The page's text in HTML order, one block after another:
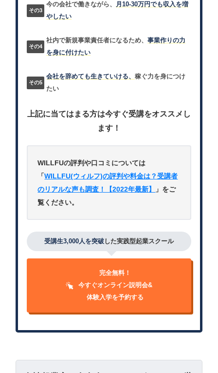
今の会社で働きながら、
月10-30万円でも収入を増
やしたい
社内で新規事業責任者になるため、事業作りの力
を身に付けたい
会社を辞めても生きていける、稼ぐ力を身につけ
たい
上記に当てはまる方は今すぐ受講をオススメし
ます！
WILLFUの評判や口コミについては
「WILLFU(ウィルフ)の評判や料金は？受講者
のリアルな声も調査！【2022年最新】
」をご
覧ください。
受講生3,000人を突破 した実践型起業スクール
完全無料！
今すぐオンライン説明会&
体験入学を予約する